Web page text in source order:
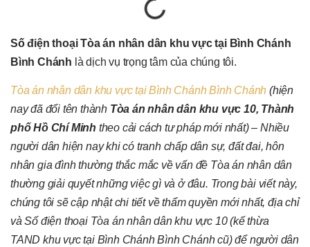
Số điện thoại Tòa án nhân dân khu vực tại Bình Chánh
Bình Chánh là dịch vụ trọng tâm của chúng tôi.
Tòa án nhân dân khu vực tại Bình Chánh Bình Chánh (hiện
nay đã đổi tên thành Tòa án nhân dân khu vực 10, Thành
phố Hồ Chí Minh theo cải cách tư pháp mới nhất)–Nhiều
người dân hiện nay khi có tranh chấp dân sự, đất đai, hôn
nhân gia đình thường thắc mắc về vấn đề Tòa án nhân dân
thường giải quyết những việc gì và ở đâu. Trong bài viết này,
chúng tôi sẽ cập nhật chi tiết về thẩm quyền mới nhất, địa chỉ
và Số điện thoại Tòa án nhân dân khu vực 10 (kế thừa
TAND khu vực tại Bình Chánh Bình Chánh cũ) để người dân